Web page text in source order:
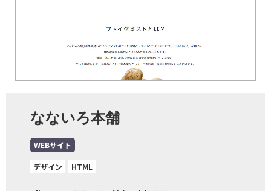
なないろ本舗
WEBサイト
デザイン HTML